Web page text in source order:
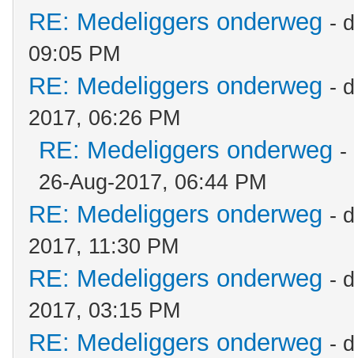
RE: Medeliggers onderweg -
09:05 PM
RE: Medeliggers onderweg -
2017, 06:26 PM
RE: Medeliggers onderweg -
26-Aug-2017, 06:44 PM
RE: Medeliggers onderweg -
2017, 11:30 PM
RE: Medeliggers onderweg -
2017, 03:15 PM
RE: Medeliggers onderweg -